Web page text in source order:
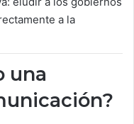
a la
una